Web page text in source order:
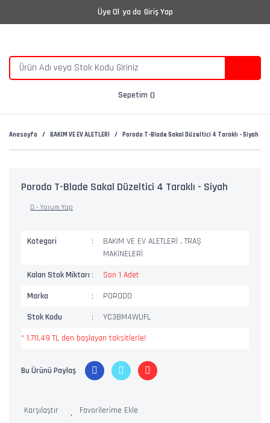
Üye Ol ya da Giriş Yap
Sepetim
Anasayfa BAKIM VE EV ALETLERİ Porodo T-Blade Sakal Düzeltici 4 Taraklı - Siyah
Porodo T-Blade Sakal Düzeltici 4 Taraklı - Siyah
0 - Yorum Yap
Kategori BAKIM VE EV ALETLERİ ,TRAŞ
MAKİNELERİ
Kalan Stok Miktarı
Son 1 Adet
Marka
PORODO
Stok Kodu
YC3BM4WUFL
* 1.711,49 TL den başlayan taksitlerle!
Bu Ürünü Paylaş
Karşılaştır